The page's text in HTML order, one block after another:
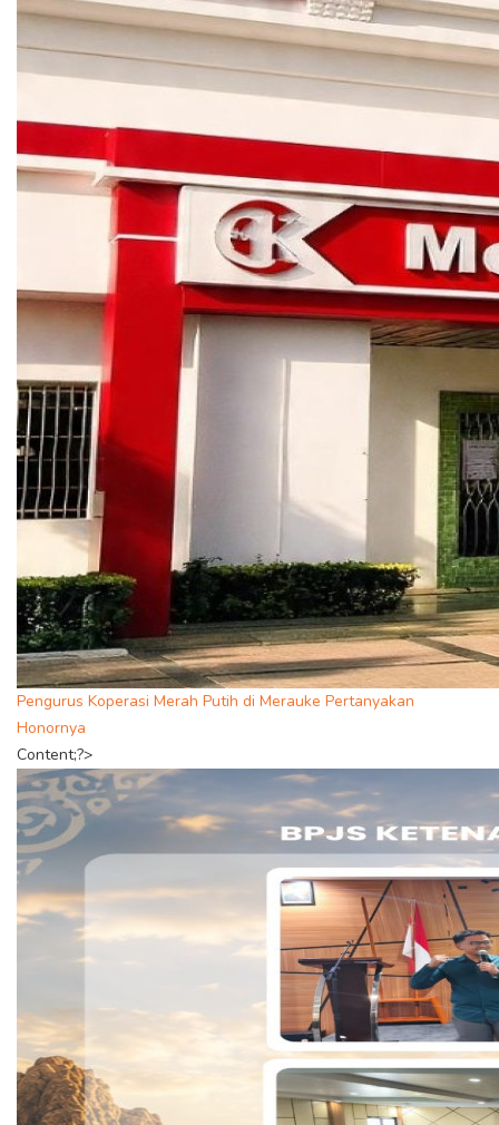
Pengurus Koperasi Merah Putih di Merauke Pertanyakan
Honornya
Content;?>